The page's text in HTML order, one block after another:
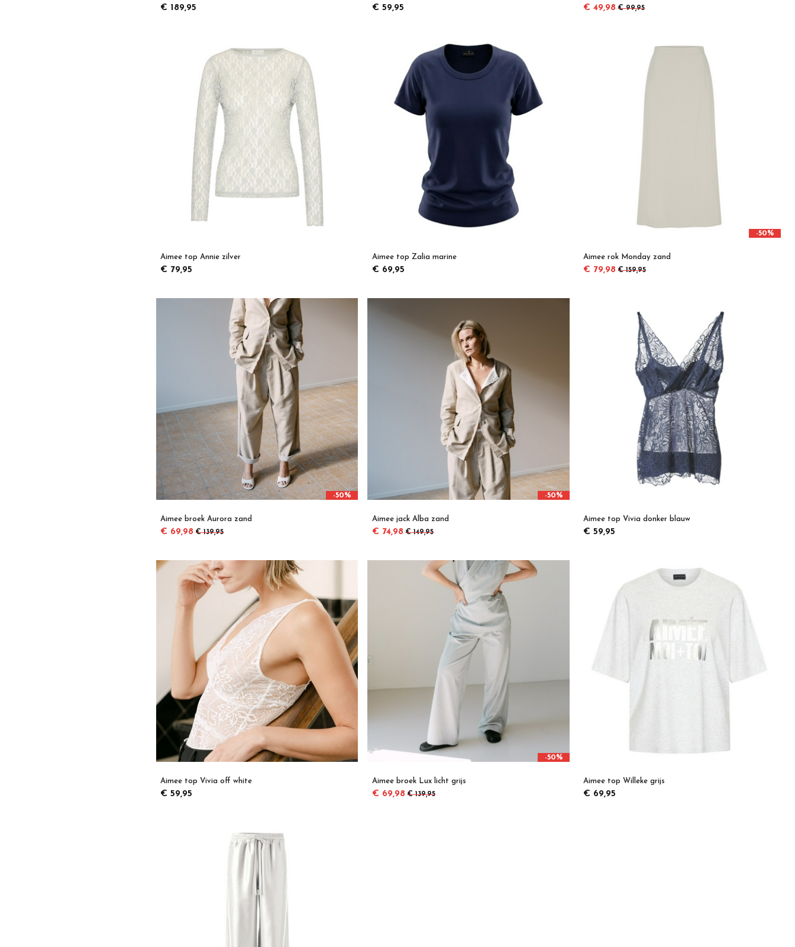
€ 189,95 € 59,95 € 49,98 € 99,95
Aimee top Annie zilver
€ 79,95
Aimee top Zalia marine
€ 69,95
-50%
Aimee rok Monday zand
€ 79,98 € 159,95
-50%
Aimee broek Aurora zand
€ 69,98 € 139,95
-50%
Aimee jack Alba zand
€ 74,98 € 149,95
Aimee top Vivia donker blauw
€ 59,95
Aimee top Vivia off white
€ 59,95
-50%
Aimee broek Lux licht grijs
€ 69,98 € 139,95
Aimee top Willeke grijs
€ 69,95